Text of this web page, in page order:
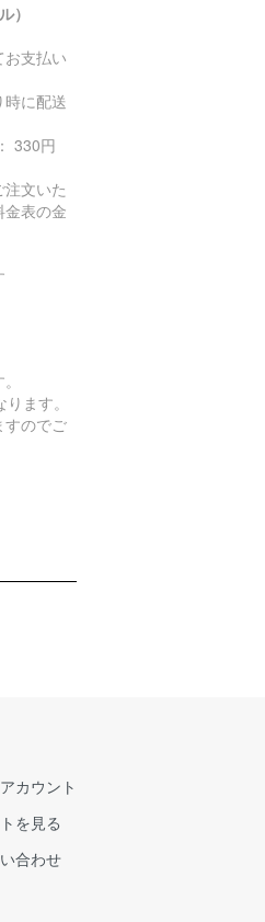
）
お支払い
時に配送
330円
文いた
表の金
ます。
すのでご
カウント
を見る
合わせ